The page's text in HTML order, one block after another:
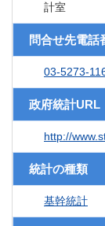
計室
問合せ先電話
03-5273-
政府統計URL
http://
統計の種類
基幹統計